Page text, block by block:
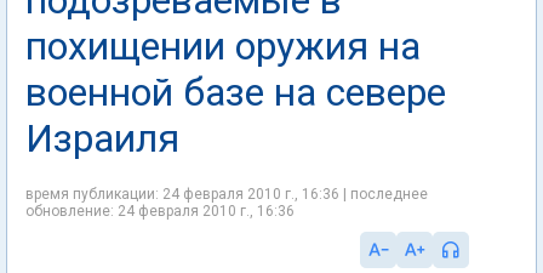
похищении оружия на
военной базе на севере
Израиля
время публикации: 24 февраля 2010 г., 16:36 | последнее
обновление: 24 февраля 2010 г., 16:36